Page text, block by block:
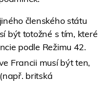
členského státu
být totožné s tím, které
podle Režimu 42.
Francii musí být ten,
britská